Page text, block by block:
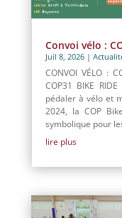
Convoi vélo :
Juil 8, 2026|
CONVOI VÉLO :
COP31 BIKE
pédaler à vélo et
2024, la COP
symbolique pour
lire plus